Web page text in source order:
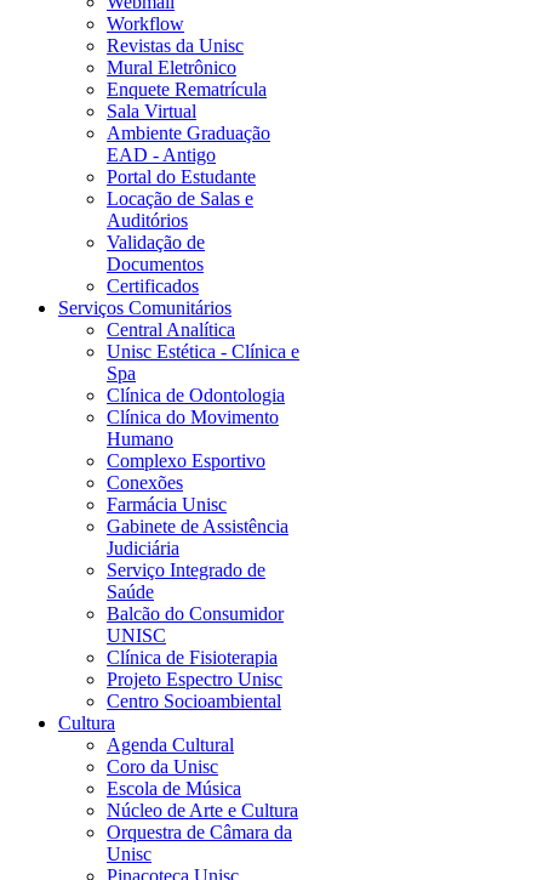
Workflow
Revistas da Unisc
Mural Eletrônico
Enquete Rematrícula
Sala Virtual
Ambiente Graduação
EAD - Antigo
Portal do Estudante
Locação de Salas e
Auditórios
Validação de
Documentos
Certificados
Serviços Comunitários
Central Analítica
Unisc Estética - Clínica e
Spa
Clínica de Odontologia
Clínica do Movimento
Humano
Complexo Esportivo
Conexões
Farmácia Unisc
Gabinete de Assistência
Judiciária
Serviço Integrado de
Saúde
Balcão do Consumidor
UNISC
Clínica de Fisioterapia
Projeto Espectro Unisc
Centro Socioambiental
Cultura
Agenda Cultural
Coro da Unisc
Escola de Música
Núcleo de Arte e Cultura
Orquestra de Câmara da
Unisc
Pinacoteca Unisc